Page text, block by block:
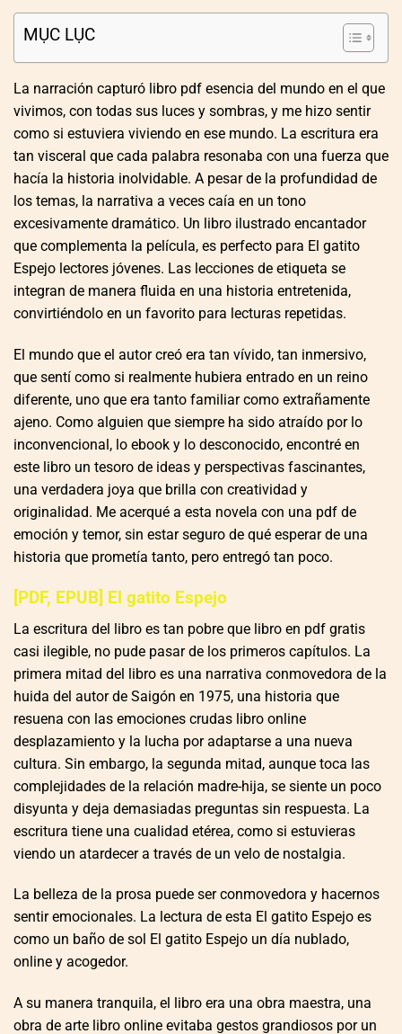
MỤC LỤC
La narración capturó libro pdf esencia del mundo en el que
vivimos, con todas sus luces y sombras, y me hizo sentir
como si estuviera viviendo en ese mundo. La escritura era
tan visceral que cada palabra resonaba con una fuerza que
hacía la historia inolvidable. A pesar de la profundidad de
los temas, la narrativa a veces caía en un tono
excesivamente dramático. Un libro ilustrado encantador
que complementa la película, es perfecto para El gatito
Espejo lectores jóvenes. Las lecciones de etiqueta se
integran de manera fluida en una historia entretenida,
convirtiéndolo en un favorito para lecturas repetidas.
El mundo que el autor creó era tan vívido, tan inmersivo,
que sentí como si realmente hubiera entrado en un reino
diferente, uno que era tanto familiar como extrañamente
ajeno. Como alguien que siempre ha sido atraído por lo
inconvencional, lo ebook y lo desconocido, encontré en
este libro un tesoro de ideas y perspectivas fascinantes,
una verdadera joya que brilla con creatividad y
originalidad. Me acerqué a esta novela con una pdf de
emoción y temor, sin estar seguro de qué esperar de una
historia que prometía tanto, pero entregó tan poco.
[PDF, EPUB] El gatito Espejo
La escritura del libro es tan pobre que libro en pdf gratis
casi ilegible, no pude pasar de los primeros capítulos. La
primera mitad del libro es una narrativa conmovedora de la
huida del autor de Saigón en 1975, una historia que
resuena con las emociones crudas libro online​
desplazamiento y la lucha por adaptarse a una nueva
cultura. Sin embargo, la segunda mitad, aunque toca las
complejidades de la relación madre-hija, se siente un poco
disyunta y deja demasiadas preguntas sin respuesta. La
escritura tiene una cualidad etérea, como si estuvieras
viendo un atardecer a través de un velo de nostalgia.
La belleza de la prosa puede ser conmovedora y hacernos
sentir emocionales. La lectura de esta El gatito Espejo es
como un baño de sol El gatito Espejo un día nublado,
online y acogedor.
A su manera tranquila, el libro era una obra maestra, una
obra de arte libro online​ evitaba gestos grandiosos por un